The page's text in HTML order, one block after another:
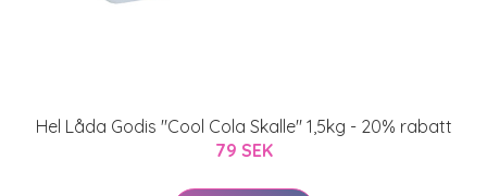
Hel Låda Godis "Cool Cola Skalle" 1,5kg - 20% rabatt
79 SEK